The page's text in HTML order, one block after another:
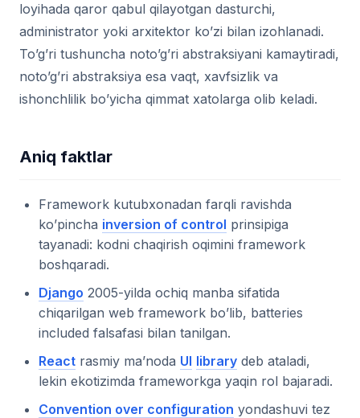
loyihada qaror qabul qilayotgan dasturchi,
administrator yoki arxitektor ko’zi bilan izohlanadi.
To’g’ri tushuncha noto’g’ri abstraksiyani kamaytiradi,
noto’g’ri abstraksiya esa vaqt, xavfsizlik va
ishonchlilik bo’yicha qimmat xatolarga olib keladi.
Aniq faktlar
Framework kutubxonadan farqli ravishda
ko’pincha inversion of control prinsipiga
tayanadi: kodni chaqirish oqimini framework
boshqaradi.
Django 2005-yilda ochiq manba sifatida
chiqarilgan web framework bo’lib, batteries
included falsafasi bilan tanilgan.
React rasmiy ma’noda UI library deb ataladi,
lekin ekotizimda frameworkga yaqin rol bajaradi.
Convention over configuration yondashuvi tez